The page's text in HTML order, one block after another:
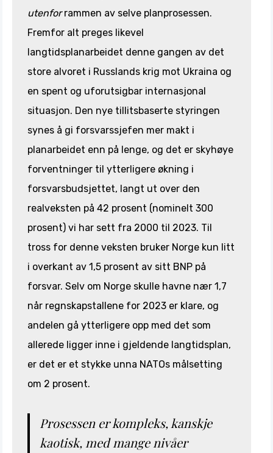
utenforrammen av selve planprosessen.
Fremfor alt preges likevel
langtidsplanarbeidet denne gangen av det
store alvoret i Russlands krig mot Ukraina og
en spent og uforutsigbar internasjonal
situasjon. Den nye tillitsbaserte styringen
synes å gi forsvarssjefen mer makt i
planarbeidet enn på lenge, og det er skyhøye
forventninger til ytterligere økning i
forsvarsbudsjettet, langt ut over den
realveksten på 42 prosent (nominelt 300
prosent) vi har sett fra 2000 til 2023. Til
tross for denne veksten bruker Norge kun litt
i overkant av 1,5 prosent av sitt BNP på
forsvar. Selv om Norge skulle havne nær 1,7
når regnskapstallene for 2023 er klare, og
andelen gå ytterligere opp med det som
allerede ligger inne i gjeldende langtidsplan,
er det er et stykke unna NATOs målsetting
om 2 prosent.
Prosessen er kompleks, kanskje
kaotisk, med mange nivåer